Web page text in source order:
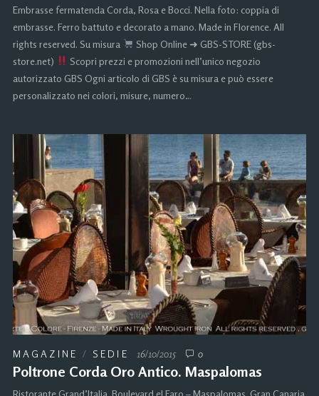
Embrasse fermatenda Corda, Rosa e Bocci. Nella foto: coppia di
embrasse. Ferro battuto e decorato a mano. Made in Florence. All
rights reserved. Su misura
Shop Online ➜ GBS-STORE (gbs-
store.net)
Scopri prezzi e promozioni nell’unico negozio
autorizzato GBS Ogni articolo di GBS è su misura e può essere
personalizzato nei colori, misure, numero…
MAGAZINE / SEDIE 16/10/2015 0
Poltrone Corda Oro Antico. Maspalomas
Ristorante Grand’Italia. Boulevard el Faro – Maspalomas. Gran Canaria